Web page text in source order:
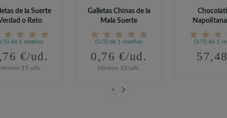
de la Suerte
o Reto
5) de 1 reseñas
€/ud.
15 uds.
Galletas Chinas de la
Mala Suerte
(5/5) de 1 reseñas
0,76 €/ud.
Mínimo 15 uds.
(5/5) de 1